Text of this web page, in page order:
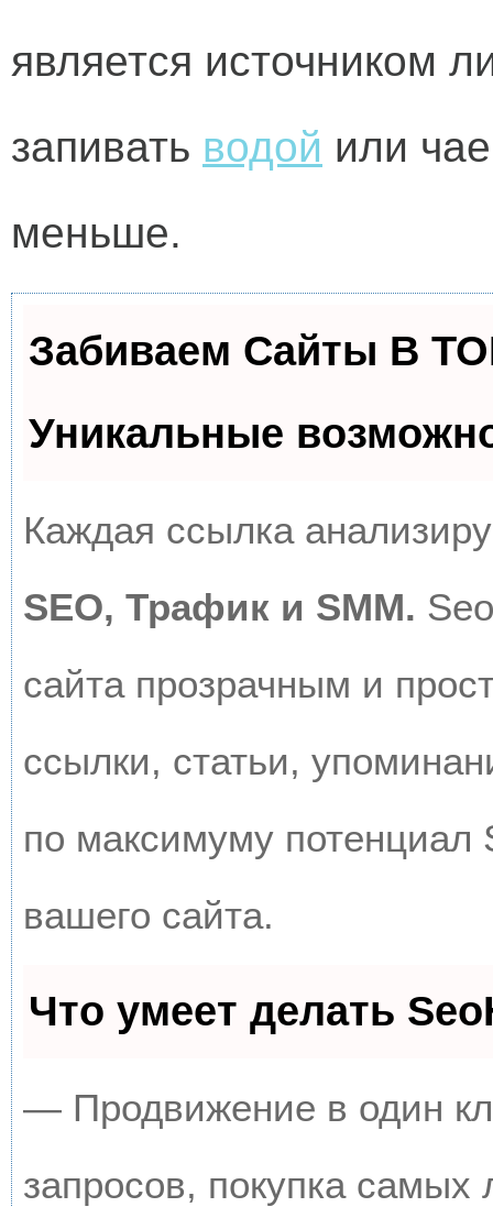
является источником
запивать водой или
меньше.
Забиваем Сайты В
Уникальные
Каждая ссылка
SEO, Трафик и SMM.
сайта прозрачным и
ссылки, статьи,
по максимуму потенциал
вашего сайта.
Что умеет делать
— Продвижение в один
запросов, покупка